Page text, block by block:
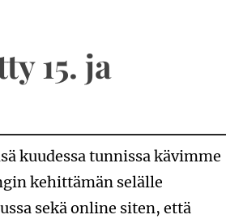
15. ja
kuudessa tunnissa kävimme
kehittämän selälle
sekä online siten, että